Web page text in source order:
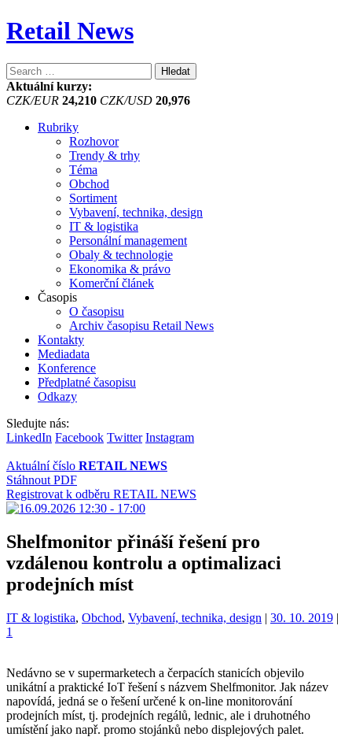
Retail News
Vyhledávání
Aktuální kurzy:
CZK/EUR 24,210 CZK/USD 20,976
Rubriky
Rozhovor
Trendy & trhy
Téma
Obchod
Sortiment
Vybavení, technika, design
IT & logistika
Personální management
Obaly & technologie
Ekonomika & právo
Komerční článek
Časopis
O časopisu
Archiv časopisu Retail News
Kontakty
Mediadata
Konference
Předplatné časopisu
Odkazy
Sledujte nás:
LinkedIn Facebook Twitter Instagram
Aktuální číslo RETAIL NEWS
Stáhnout PDF
Registrovat k odběru RETAIL NEWS
Shelfmonitor přináší řešení pro
vzdálenou kontrolu a optimalizaci
prodejních míst
Kategorie:
IT & logistika, Obchod, Vybavení, technika, design | 30. 10. 2019 |
1
Nedávno se v supermarketech a čerpacích stanicích objevilo
unikátní a praktické IoT řešení s názvem Shelfmonitor. Jak název
napovídá, jedná se o řešení určené k on-line monitorování
prodejních míst, tj. prodejních regálů, lednic, ale i druhotného
umístění jako např. promo stojánků nebo displejových palet.